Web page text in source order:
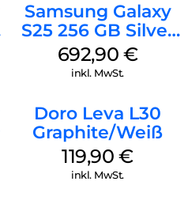
Samsung Galaxy
S25 256 GB Silver
Shadow
692,90 €
inkl. MwSt.
Doro Leva L30
Graphite/Weiß
119,90€
inkl. MwSt.